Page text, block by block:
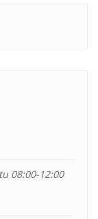
08:00-12:00